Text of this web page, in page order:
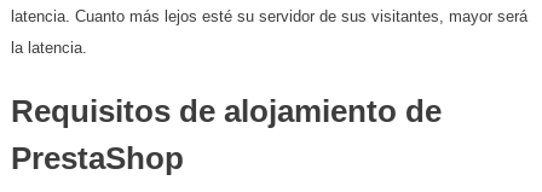
latencia. Cuanto más lejos esté su servidor de sus visitantes, mayor será
la latencia.
Requisitos de alojamiento de
PrestaShop